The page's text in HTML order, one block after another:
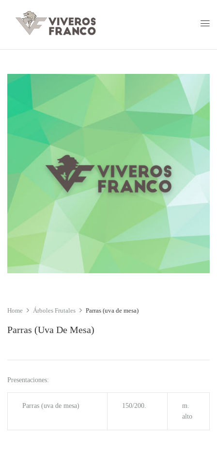
Home Árboles Frutales Parras (uva de mesa)
Parras (uva De Mesa)
Presentaciones:
Parras (uva de mesa) 150/200.
m.
alto